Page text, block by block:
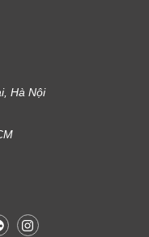
Hà Nội